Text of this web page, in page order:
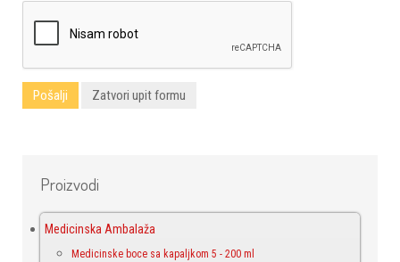
Pošalji Zatvori upit formu
Proizvodi
Medicinska Ambalaža
Medicinske boce sa kapaljkom 5 - 200 ml